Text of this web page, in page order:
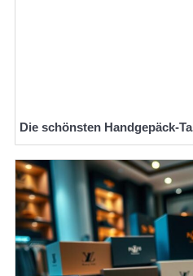
Die schönsten Handgepäck-